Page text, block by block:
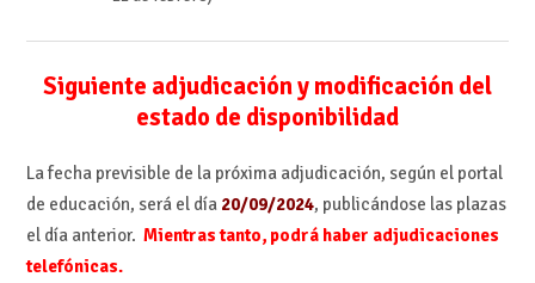
Siguiente adjudicación y modificación del
estado de disponibilidad
La fecha previsible de la próxima adjudicación, según el portal
de educación, será el día 20/09/2024, publicándose las plazas
el día anterior. Mientras tanto, podrá haber adjudicaciones
telefónicas.